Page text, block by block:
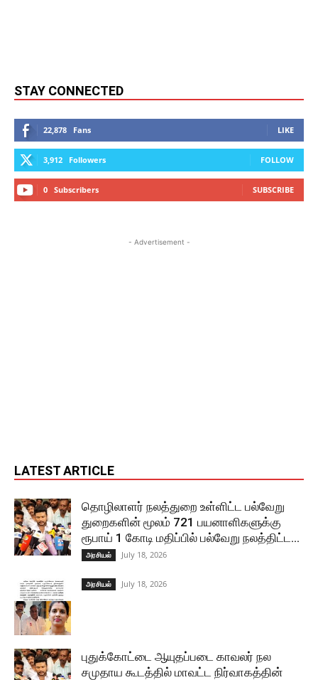
STAY CONNECTED
22,878 Fans LIKE
3,912 Followers FOLLOW
0 Subscribers SUBSCRIBE
- Advertisement -
LATEST ARTICLE
தொழிலாளர் நலத்துறை உள்ளிட்ட பல்வேறு
துறைகளின் மூலம் 721 பயனாளிகளுக்கு
ரூபாய் 1 கோடி மதிப்பில் பல்வேறு நலத்திட்ட...
அரசியல் July 18, 2026
அரசியல் July 18, 2026
புதுக்கோட்டை ஆயுதப்படை காவலர் நல
சமுதாய கூடத்தில் மாவட்ட நிர்வாகத்தின்